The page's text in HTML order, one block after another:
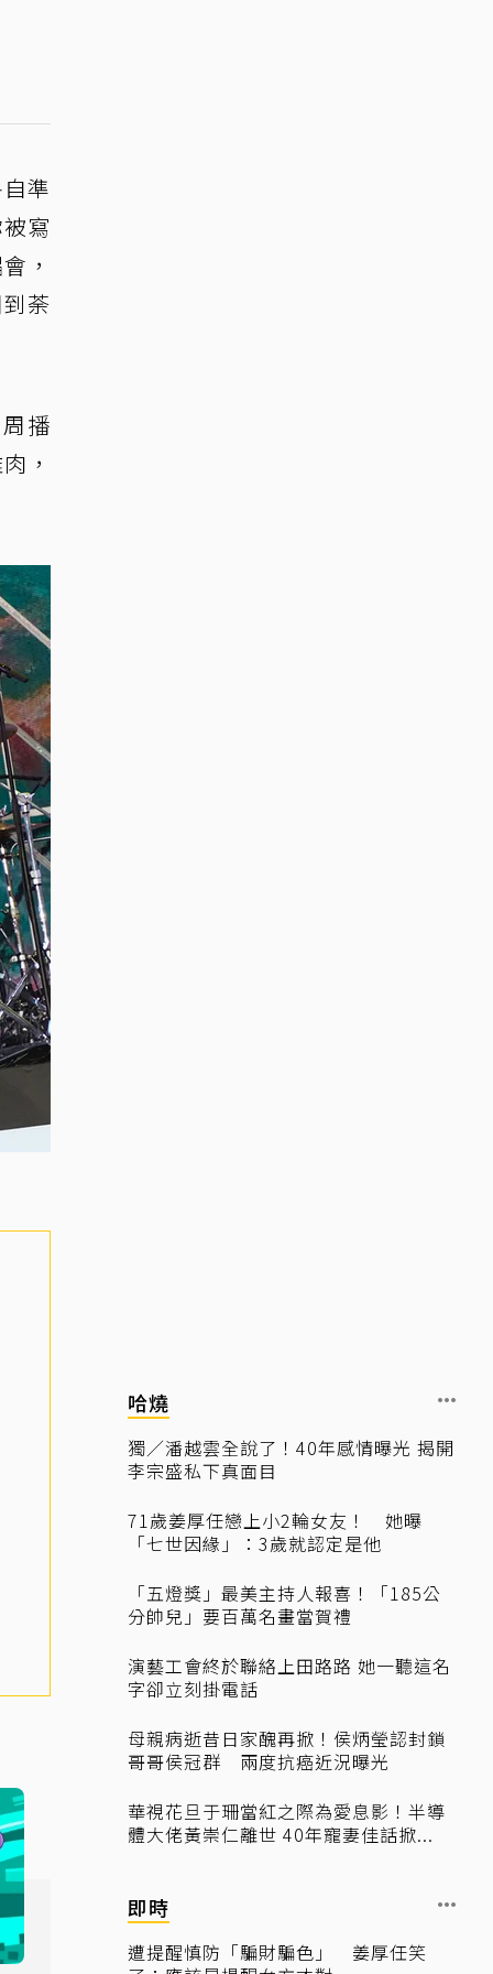
準
寫
，
荼
播
，
哈燒
獨／潘越雲全說了！40年感情曝光 揭開
李宗盛私下真面目
71歲姜厚任戀上小2輪女友！ 她曝
「七世因緣」：3歲就認定是他
「五燈獎」最美主持人報喜！「185公
分帥兒」要百萬名畫當賀禮
演藝工會終於聯絡上田路路 她一聽這名
字卻立刻掛電話
母親病逝昔日家醜再掀！侯炳瑩認封鎖
哥哥侯冠群 兩度抗癌近況曝光
華視花旦于珊當紅之際為愛息影！半導
體大佬黃崇仁離世 40年寵妻佳話掀...
即時
遭提醒慎防「騙財騙色」 姜厚任笑